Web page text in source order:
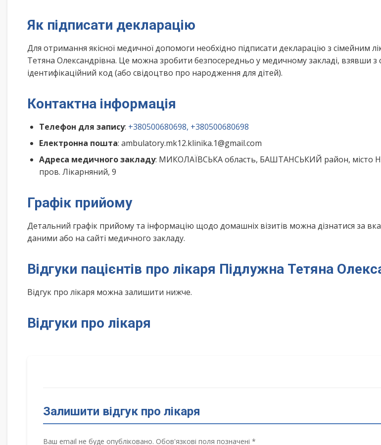
Як підписати декларацію
Для отримання якісної медичної допомоги необхідно підписати декларацію з сімейним
Тетяна Олександрівна. Це можна зробити безпосередньо у медичному закладі, взявши з
ідентифікаційний код (або свідоцтво про народження для дітей).
Контактна інформація
Телефон для запису: +380500680698, +380500680698
Електронна пошта: ambulatory.mk12.klinika.1@gmail.com
Адреса медичного закладу: МИКОЛАЇВСЬКА область, БАШТАНСЬКИЙ район, місто
пров. Лікарняний, 9
Графік прийому
Детальний графік прийому та інформацію щодо домашніх візитів можна дізнатися за
даними або на сайті медичного закладу.
Відгуки пацієнтів про лікаря Підлужна Тетяна
Відгук про лікаря можна залишити нижче.
Відгуки про лікаря
Залишити відгук про лікаря
Ваш email не буде опубліковано. Обов'язкові поля позначені *